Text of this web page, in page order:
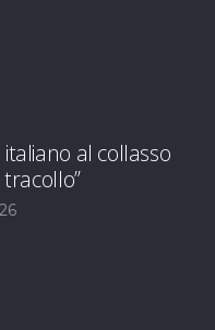
italiano al collasso
tracollo”